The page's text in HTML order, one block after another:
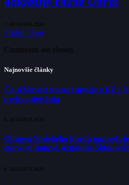
7. AUGUSTA 2026
Pridať názor
Comments are closed.
Najnovšie články
Čo si Slováci naozaj myslia o EÚ?
prekvapivé čísla
8. AUGUSTA 2026
Obnova Spišského hradu
etapy sú hotové, oznámila
8. AUGUSTA 2026